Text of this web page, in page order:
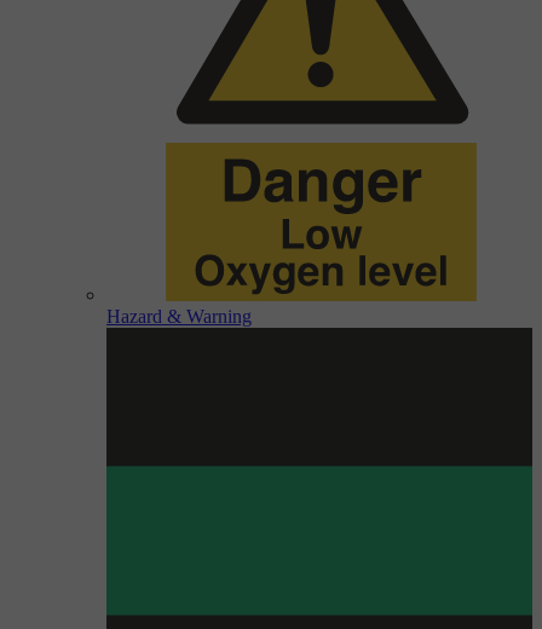
Hazard & Warning